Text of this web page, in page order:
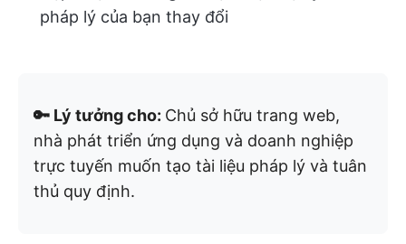
pháp lý của bạn thay đổi
🔑 Lý tưởng cho: Chủ sở hữu trang web,
nhà phát triển ứng dụng và doanh nghiệp
trực tuyến muốn tạo tài liệu pháp lý và tuân
thủ quy định.